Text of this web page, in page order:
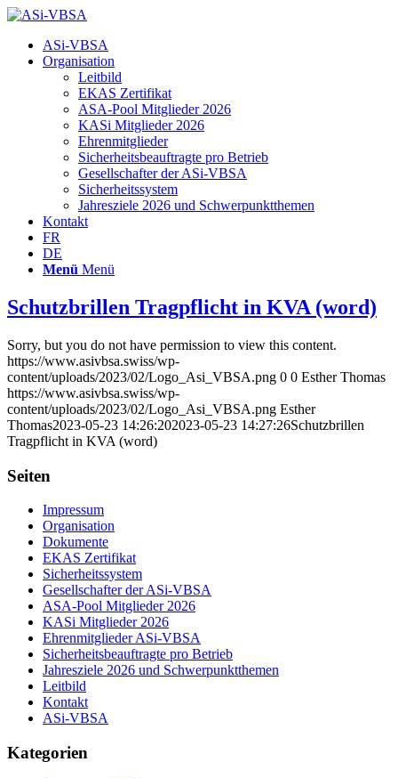
Hauptnavigation
ASi-VBSA
Organisation
Leitbild
EKAS Zertifikat
ASA-Pool Mitglieder 2026
KASi Mitglieder 2026
Ehrenmitglieder
Sicherheitsbeauftragte pro Betrieb
Gesellschafter der ASi-VBSA
Sicherheitssystem
Jahresziele 2026 und Schwerpunktthemen
Kontakt
FR
DE
Menü Menü
Schutzbrillen Tragpflicht in KVA (word)
Sorry, but you do not have permission to view this content.
https://www.asivbsa.swiss/wp-
content/uploads/2023/02/Logo_Asi_VBSA.png 0 0 Esther Thomas
https://www.asivbsa.swiss/wp-
content/uploads/2023/02/Logo_Asi_VBSA.png Esther
Thomas2023-05-23 14:26:202023-05-23 14:27:26Schutzbrillen
Tragpflicht in KVA (word)
Seiten
Impressum
Organisation
Dokumente
EKAS Zertifikat
Sicherheitssystem
Gesellschafter der ASi-VBSA
ASA-Pool Mitglieder 2026
KASi Mitglieder 2026
Ehrenmitglieder ASi-VBSA
Sicherheitsbeauftragte pro Betrieb
Jahresziele 2026 und Schwerpunktthemen
Leitbild
Kontakt
ASi-VBSA
Kategorien